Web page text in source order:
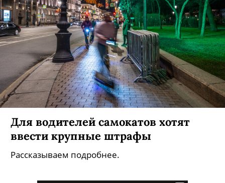
Для водителей самокатов хотят
ввести крупные штрафы